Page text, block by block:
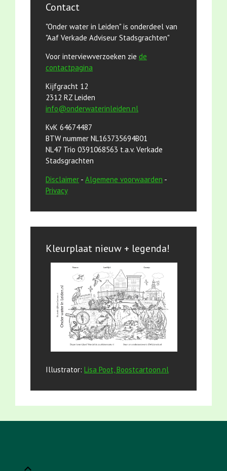
Contact
"Onder water in Leiden" is onderdeel van
"Aaf Verkade Adviseur Stadsgrachten"
Voor interviewverzoeken zie de
contactpagina
Kijfgracht 12
2312 RZ Leiden
info@onderwaterinleiden.nl
KvK 64674487
BTW nummer NL163735694B01
NL47 Trio 0391068563 t.a.v. Verkade
Stadsgrachten
Disclaimer - Algemene voorwaarden -
Privacy
Kleurplaat nieuw + legenda!
Illustrator: Lisa Poot, Boostcartoon.nl